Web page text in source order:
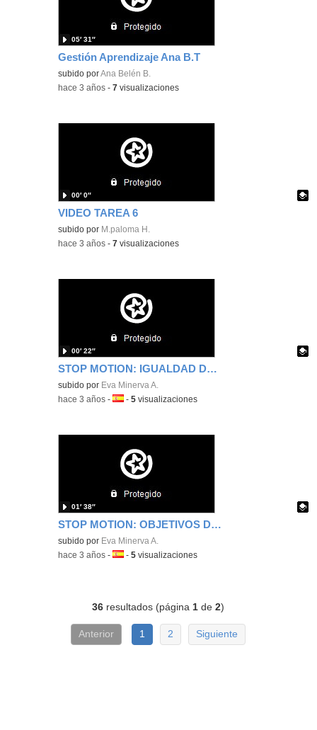
Gestión Aprendizaje Ana B.T
subido porAna Belén B.
05′ 31″
-hace 3 años -7 visualizaciones
VIDEO TAREA 6
Contenido educativo.
subido por M.paloma H.
00′ 0″
-hace 3 años -7 visualizaciones
STOP MOTION: IGUALDAD DE GENERO
Contenido educativo.
subido por Eva Minerva A.
00′ 22″
-hace 3 años -Idioma:
-5 visualizaciones
STOP MOTION: OBJETIVOS DE SOSTENIBILIDAD
Contenido educativo.
subido por Eva Minerva A.
01′ 38″
-hace 3 años -Idioma:
-5 visualizaciones
36 resultados (página 1 de2)
Anterior 1 2 Siguiente